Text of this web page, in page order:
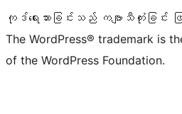
ကုဒ်ရေးသားခြင်းသည် ကဗျာသီကုံးခြင်
The WordPress® trademark is
of the WordPress Foundation.